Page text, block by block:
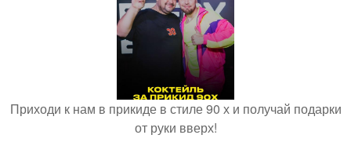
Приходи к нам в прикиде в стиле 90 х и получай подарки
от руки вверх!